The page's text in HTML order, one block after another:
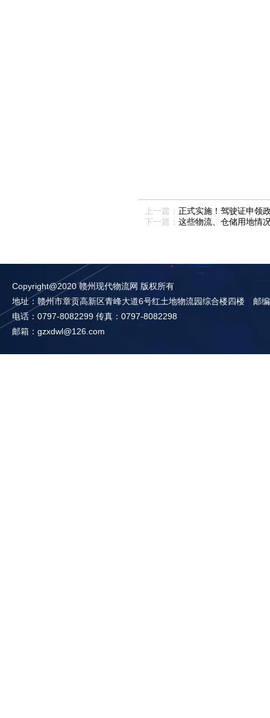
上一篇： 正式实施！驾驶证申领
下一篇： 这些物流、仓储用地情
Copyright@2020 赣州现代物流网 版权所有
地址：赣州市章贡高新区青峰大道6号红土地物流园综合楼四楼 邮
电话：0797-8082299 传真：0797-8082298
邮箱：gzxdwl@126.com